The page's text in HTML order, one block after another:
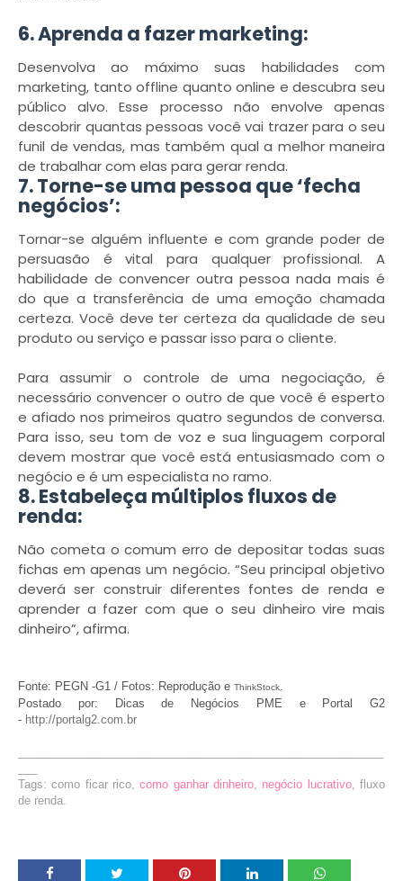
6. Aprenda a fazer marketing:
Desenvolva ao máximo suas habilidades com
marketing, tanto offline quanto online e descubra seu
público alvo. Esse processo não envolve apenas
descobrir quantas pessoas você vai trazer para o seu
funil de vendas, mas também qual a melhor maneira
de trabalhar com elas para gerar renda.
7. Torne-se uma pessoa que ‘fecha
negócios’:
Tornar-se alguém influente e com grande poder de
persuasão é vital para qualquer profissional. A
habilidade de convencer outra pessoa nada mais é
do que a transferência de uma emoção chamada
certeza. Você deve ter certeza da qualidade de seu
produto ou serviço e passar isso para o cliente.
Para assumir o controle de uma negociação, é
necessário convencer o outro de que você é esperto
e afiado nos primeiros quatro segundos de conversa.
Para isso, seu tom de voz e sua linguagem corporal
devem mostrar que você está entusiasmado com o
negócio e é um especialista no ramo.
8. Estabeleça múltiplos fluxos de
renda:
Não cometa o comum erro de depositar todas suas
fichas em apenas um negócio. “Seu principal objetivo
deverá ser construir diferentes fontes de renda e
aprender a fazer com que o seu dinheiro vire mais
dinheiro”, afirma.
Fonte: PEGN -G1 / Fotos: Reprodução e ThinkStock
Postado por: Dicas de Negócios PME e Portal G2
- http://portalg2.com.br
Tags: como ficar rico,como ganhar dinheiro negócio lucrativo, fluxo
de renda.